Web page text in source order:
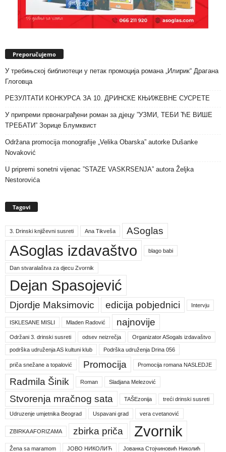
Preporučujemo
У требињској библиотеци у петак промоција романа „Илирик“ Драгана
Глоговца
РЕЗУЛТАТИ КОНКУРСА ЗА 10. ДРИНСКЕ КЊИЖЕВНЕ СУСРЕТЕ
У припреми првонаграђени роман за дјецу ”УЗМИ, ТЕБИ ЋЕ ВИШЕ
ТРЕБАТИ” Зорице Блумквист
Održana promocija monografije „Velika Obarska” autorke Dušanke
Novaković
U pripremi sonetni vijenac ”STAZE VASKRSENJA” autora Željka
Nestorovića
Tagovi
3. Drinski književni susreti Ana Tikveša ASoglas
ASoglas izdavaštvo blago babi
Dan stvaralaštva za djecu Zvornik
Dejan Spasojević
Djordje Maksimovic edicija pobjednici Intervju
ISKLESANE MISLI Mladen Radović najnovije
Održani 3. drinski susreti odsev neizrečja Organizator ASogals izdavaštvo
podrška udruženja AS kultuni klub Podrška udruženja Drina 056
priča snežane a topalović Promocija Promocija romana NASLEDJE
Radmila Šinik Roman Sladjana Melezović
Stvorenja mračnog sata TAŠEzonija treći drinski susreti
Udruzenje umjetnika Beograd Uspavani grad vera cvetanović
ZBIRKA AFORIZAMA zbirka priča Zvornik
Žena sa maramom ЈОВО НИКОЛИЋ Јованка Стојчиновић Николић